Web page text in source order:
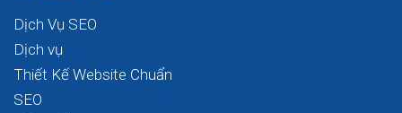
Dịch Vụ SEO
Dịch vụ
Thiết Kế Website Chuẩn
SEO